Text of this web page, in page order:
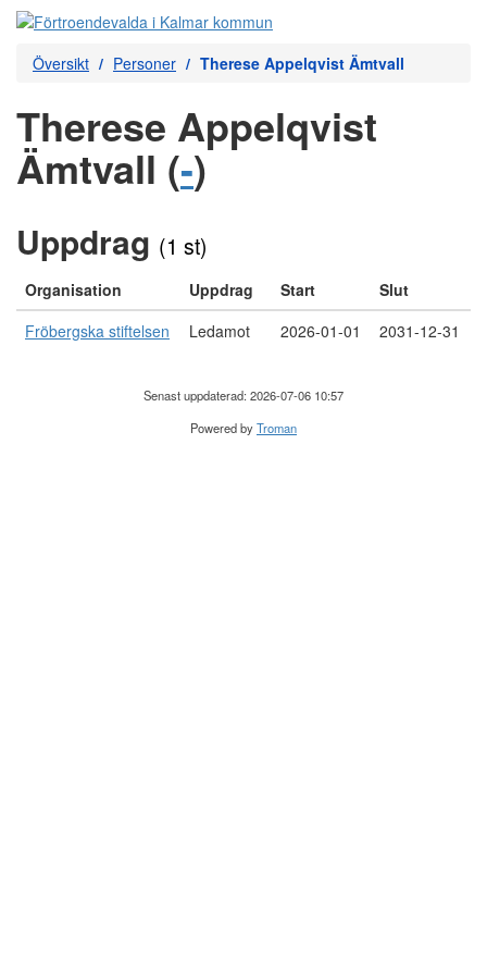
Översikt Personer Therese Appelqvist Ämtvall
Therese Appelqvist
Ämtvall (-)
Uppdrag (1 st)
Organisation Uppdrag Start
Slut
Fröbergska stiftelsen
Ledamot 2026-01-01 2031-12-31
Senast uppdaterad: 2026-07-06 10:57
Powered byTroman